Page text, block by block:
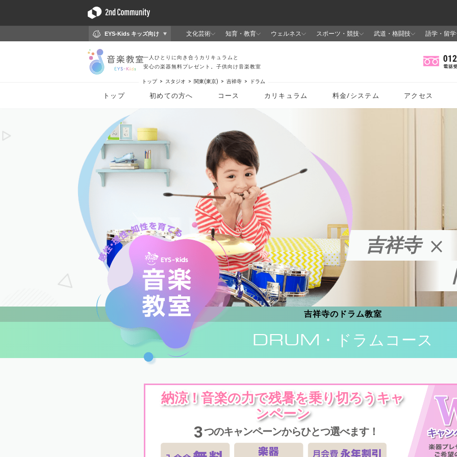
トップ スタジオ 関東(東京) 吉祥寺 ドラム
吉祥寺
吉祥寺のドラム教室
DRUM ・ドラムコース
納涼！音楽の力で残暑を乗り切ろうキャ
ンペーン
3つのキャンペーンからひとつ選べます！